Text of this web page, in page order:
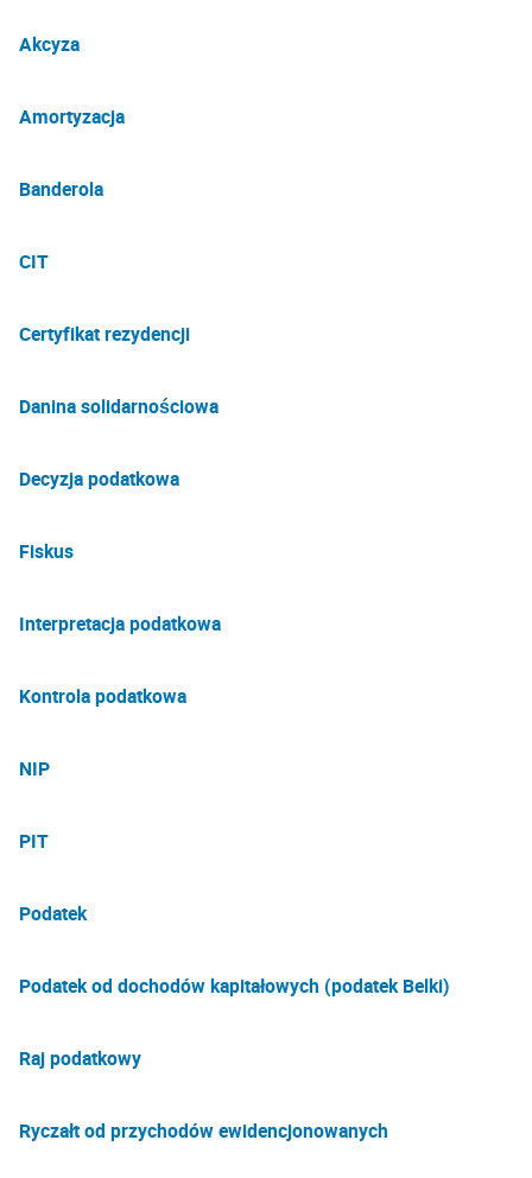
Akcyza
Amortyzacja
Banderola
CIT
Certyfikat rezydencji
Danina solidarnościowa
Decyzja podatkowa
Fiskus
Interpretacja podatkowa
Kontrola podatkowa
NIP
PIT
Podatek
Podatek od dochodów kapitałowych (podatek Belki)
Raj podatkowy
Ryczałt od przychodów ewidencjonowanych